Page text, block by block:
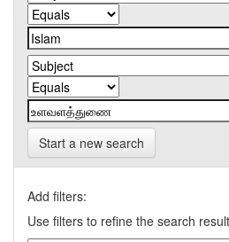
Start a new search
Add filters:
Use filters to refine the search